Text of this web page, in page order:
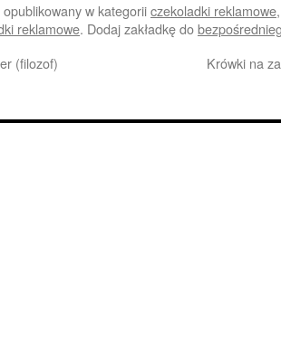
opublikowany w kategoriiczekoladki reklamowe
reklamowe. Dodaj zakładkę do
(filozof) Krówki na